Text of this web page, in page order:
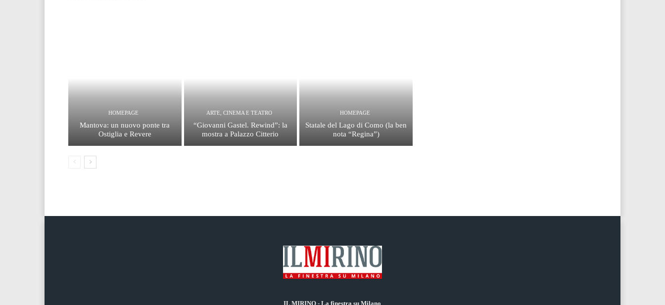
HOMEPAGE
Mantova: un nuovo ponte tra
Ostiglia e Revere
ARTE, CINEMA E TEATRO
“Giovanni Gastel. Rewind”: la
mostra a Palazzo Citterio
HOMEPAGE
Statale del Lago di Como (la ben
nota “Regina”)
IL MIRINO - La finestra su Milano